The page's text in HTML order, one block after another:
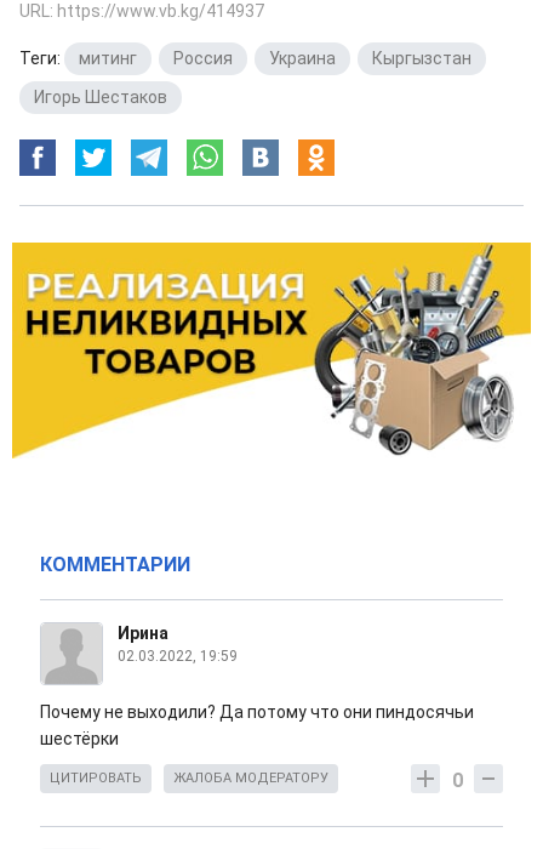
URL: https://www.vb.kg/414937
Теги: митинг Россия Украина Кыргызстан
Игорь Шестаков
КОММЕНТАРИИ
Ирина
02.03.2022, 19:59
Почему не выходили? Да потому что они пиндосячьи
шестёрки
0
ЦИТИРОВАТЬ ЖАЛОБА МОДЕРАТОРУ